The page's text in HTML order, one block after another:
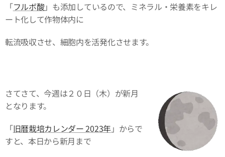
「フルボ酸」も添加しているので、ミネラル・栄養素をキレ
ート化して作物体内に
転流吸収させ、細胞内を活発化させます。
さてさて、今週は２０日（木）が新月
となります。
「旧暦栽培カレンダー 2023年」からで
すと、本日から新月まで